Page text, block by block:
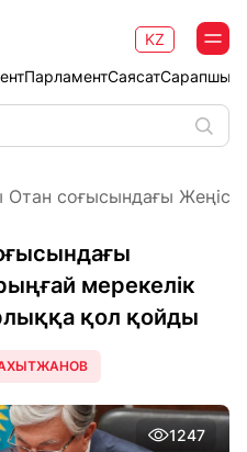
ПарламентСаясат
KZ
Отан соғысындағы
мерекелік
қол қойды
1247